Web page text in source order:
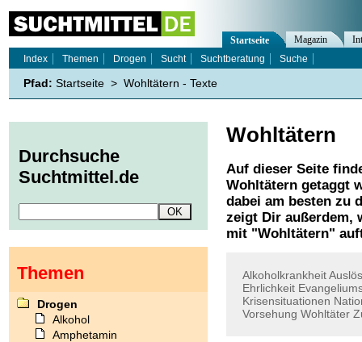
Wohltätern
Auf dieser Seite
Wohltätern getaggt
dabei am besten zu
zeigt Dir außerdem,
mit "Wohltätern"
Alkoholkrankheit
Ehrlichkeit
Krisensituationen
Vorsehung Wohltäter
Startseite Magazin
Index
Themen Drogen Sucht Suchtberatung Suche
Pfad: Startseite > Wohltätern - Texte
Durchsuche
Suchtmittel.de
Themen
Drogen
Alkohol
Amphetamin